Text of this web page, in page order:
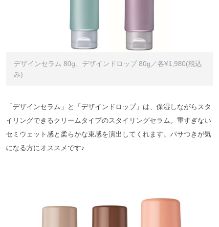
デザインセラム 80g、デザインドロップ 80g／各¥1,980(税込
み)
「デザインセラム」と「デザインドロップ」は、保湿しながらスタ
イリングできるクリームタイプのスタイリングセラム。重すぎない
セミウェット感と柔らかな束感を演出してくれます。パサつきが気
になる方にオススメです♪